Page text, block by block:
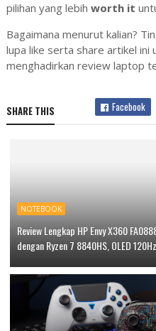
pilihan yang lebih worth it
Bagaimana menurut kalian?
lupa like serta share artikel ini
menghadirkan review laptop
SHARE THIS Facebook
NOTEBOOK
Review Lengkap HP Envy X360
dengan Ryzen 7 8840HS, OLED